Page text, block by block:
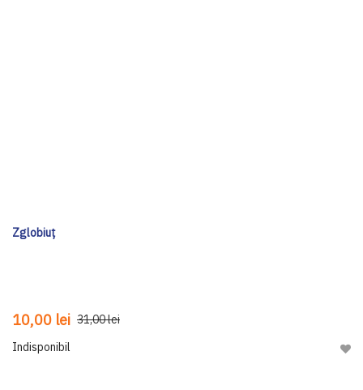
Zglobiuț
10,00 lei 31,00 lei
Indisponibil